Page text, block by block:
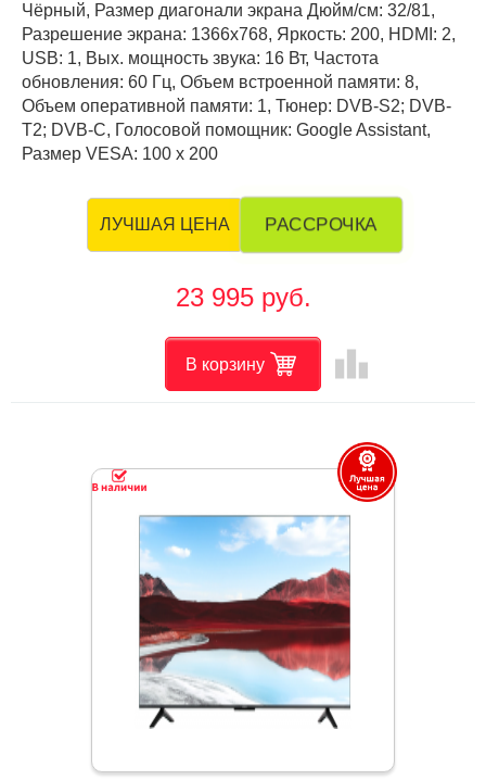
Чёрный, Размер диагонали экрана Дюйм/см: 32/81,
Разрешение экрана: 1366x768, Яркость: 200, HDMI: 2,
USB: 1, Вых. мощность звука: 16 Вт, Частота
обновления: 60 Гц, Объем встроенной памяти: 8,
Объем оперативной памяти: 1, Тюнер: DVB-S2; DVB-
T2; DVB-C, Голосовой помощник: Google Assistant,
Размер VESA: 100 х 200
ЛУЧШАЯ ЦЕНА РАССРОЧКА
23 995 руб.
В корзину leaderboard